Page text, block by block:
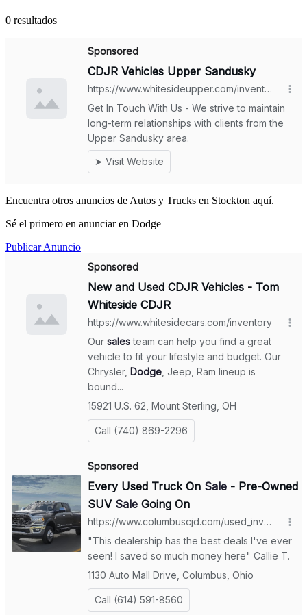
0 resultados
Encuentra otros anuncios de Autos y Trucks en Stockton aquí.
Sé el primero en anunciar en Dodge
Publicar Anuncio